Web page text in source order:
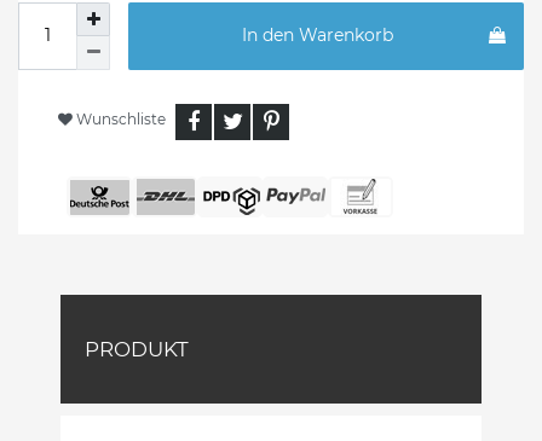
In den Warenkorb
Wunschliste
PRODUKT